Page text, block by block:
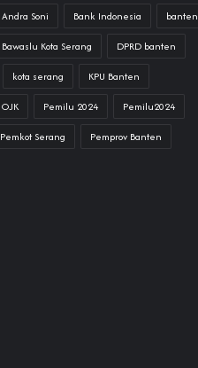
Andra Soni Bank Indonesia banten
Bawaslu Kota Serang DPRD banten
kota serang KPU Banten
OJK Pemilu 2024 Pemilu2024
Pemkot Serang Pemprov Banten